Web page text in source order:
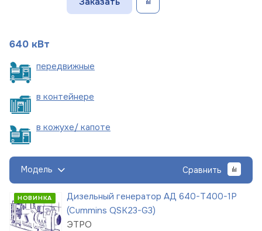
640 кВт
передвижные
в контейнере
в кожухе/ капоте
Модель Сравнить
НОВИНКА
Дизельный генератор АД 640-Т400-1Р
(Cummins QSK23-G3)
ЭТРО